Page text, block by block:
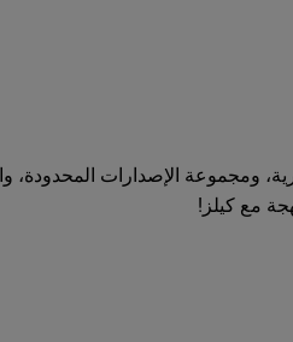
ومجموعة الإصدارات المحدودة،
مع كيلز!